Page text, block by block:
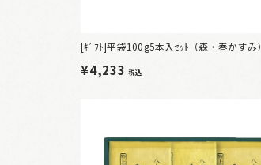
[ｷﾞﾌﾄ]平袋100g5本入ｾｯﾄ（森・春かすみ）
¥4,233税込